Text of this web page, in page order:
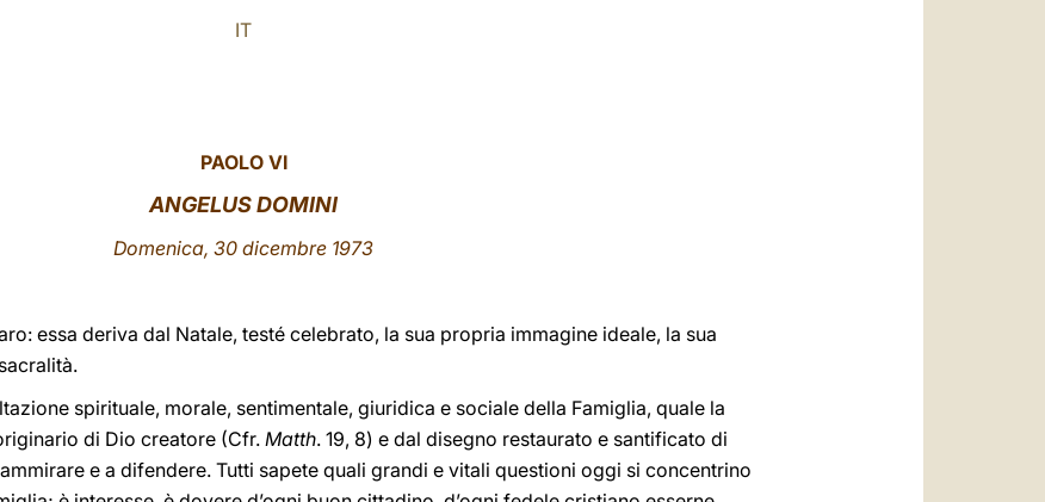
IT
PAOLO VI
ANGELUS DOMINI
Domenica, 30 dicembre 1973
essa deriva dal Natale, testé celebrato, la sua propria immagine ideale, la sua
spirituale, morale, sentimentale, giuridica e sociale della Famiglia, quale la
di Dio creatore (Cfr.Matth. 19, 8) e dal disegno restaurato e santificato di
e a difendere. Tutti sapete quali grandi e vitali questioni oggi si concentrino